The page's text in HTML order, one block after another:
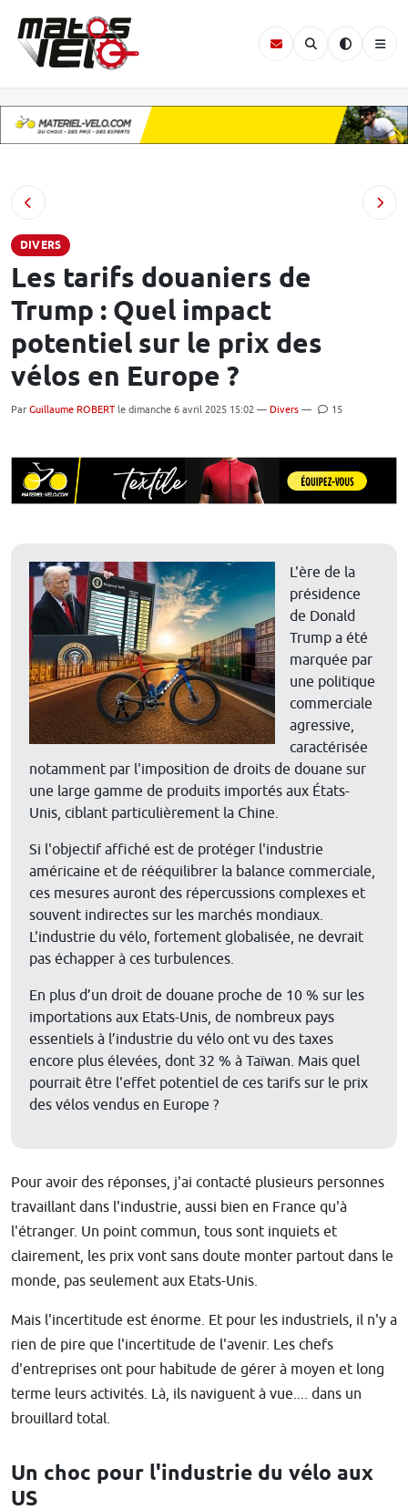
DIVERS
Les tarifs douaniers de
Trump : Quel impact
potentiel sur le prix des
vélos en Europe ?
Par Guillaume ROBERT le dimanche 6 avril 2025 15:02 — Divers — 15
L'ère de la
présidence
de Donald
Trump a été
marquée par
une politique
commerciale
agressive,
caractérisée
notamment par l'imposition de droits de douane sur
une large gamme de produits importés aux États-
Unis, ciblant particulièrement la Chine.
Si l'objectif affiché est de protéger l'industrie
américaine et de rééquilibrer la balance commerciale,
ces mesures auront des répercussions complexes et
souvent indirectes sur les marchés mondiaux.
L'industrie du vélo, fortement globalisée, ne devrait
pas échapper à ces turbulences.
En plus d’un droit de douane proche de 10 % sur les
importations aux Etats-Unis, de nombreux pays
essentiels à l’industrie du vélo ont vu des taxes
encore plus élevées, dont 32 % à Taïwan. Mais quel
pourrait être l'effet potentiel de ces tarifs sur le prix
des vélos vendus en Europe ?
Pour avoir des réponses, j'ai contacté plusieurs personnes
travaillant dans l'industrie, aussi bien en France qu'à
l'étranger. Un point commun, tous sont inquiets et
clairement, les prix vont sans doute monter partout dans le
monde, pas seulement aux Etats-Unis.
Mais l'incertitude est énorme. Et pour les industriels, il n'y a
rien de pire que l'incertitude de l'avenir. Les chefs
d'entreprises ont pour habitude de gérer à moyen et long
terme leurs activités. Là, ils naviguent à vue.... dans un
brouillard total.
Un choc pour l'industrie du vélo aux
US